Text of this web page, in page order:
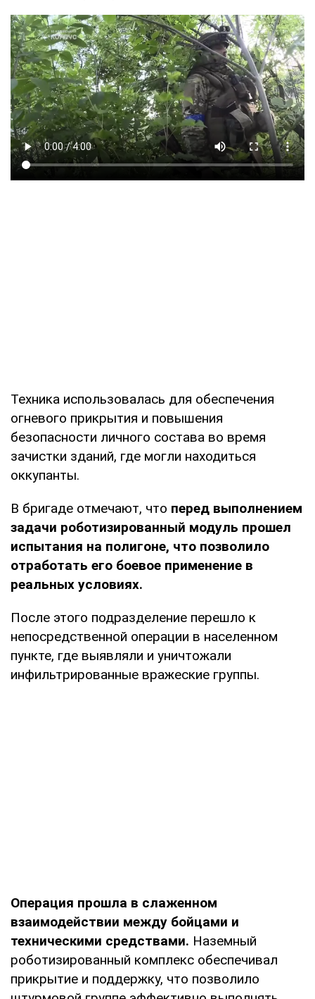
Техника использовалась для обеспечения
огневого прикрытия и повышения
безопасности личного состава во время
зачистки зданий, где могли находиться
оккупанты.
В бригаде отмечают, что перед выполнением
задачи роботизированный модуль прошел
испытания на полигоне, что позволило
отработать его боевое применение в
реальных условиях.
После этого подразделение перешло к
непосредственной операции в населенном
пункте, где выявляли и уничтожали
инфильтрированные вражеские группы.
Операция прошла в слаженном
взаимодействии между бойцами и
техническими средствами. Наземный
роботизированный комплекс обеспечивал
прикрытие и поддержку, что позволило